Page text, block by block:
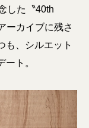
した〝40th
ーカイブに残さ
も、シルエット
ト。